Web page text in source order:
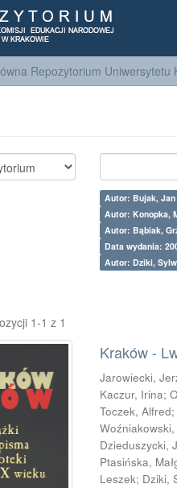
Repozytorium Uniwersytetu
Autor: Bujak, Jan
Autor: Konopka,
Autor: Bąbiak,
Data wydania:
Autor: Dziki,
1-1 z 1
Kraków -
Jarowiecki,
Kaczur, Irina;
Toczek, Alfred;
Dzieduszycki,
Ptasińska,
Leszek; Dziki,